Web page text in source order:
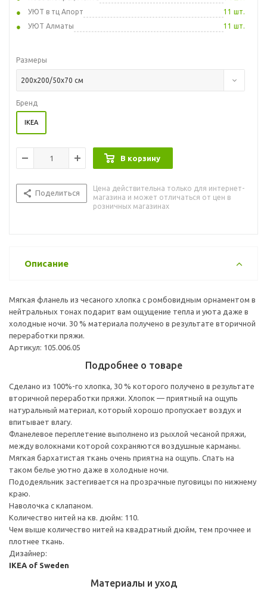
УЮТ в тц Апорт
11 шт.
УЮТ Алматы
11 шт.
Размеры
200x200/50x70 см
Бренд
IKEA
В корзину
Поделиться
Цена действительна только для интернет-
магазина и может отличаться от цен в
розничных магазинах
Описание
Мягкая фланель из чесаного хлопка с ромбовидным орнаментом в
нейтральных тонах подарит вам ощущение тепла и уюта даже в
холодные ночи. 30 % материала получено в результате вторичной
переработки пряжи.
Артикул: 105.006.05
Подробнее о товаре
Сделано из 100%-го хлопка, 30 % которого получено в результате
вторичной переработки пряжи. Хлопок — приятный на ощупь
натуральный материал, который хорошо пропускает воздух и
впитывает влагу.
Фланелевое переплетение выполнено из рыхлой чесаной пряжи,
между волокнами которой сохраняются воздушные карманы.
Мягкая бархатистая ткань очень приятна на ощупь. Спать на
таком белье уютно даже в холодные ночи.
Пододеяльник застегивается на прозрачные пуговицы по нижнему
краю.
Наволочка с клапаном.
Количество нитей на кв. дюйм: 110.
Чем выше количество нитей на квадратный дюйм, тем прочнее и
плотнее ткань.
Дизайнер:
IKEA of Sweden
Материалы и уход